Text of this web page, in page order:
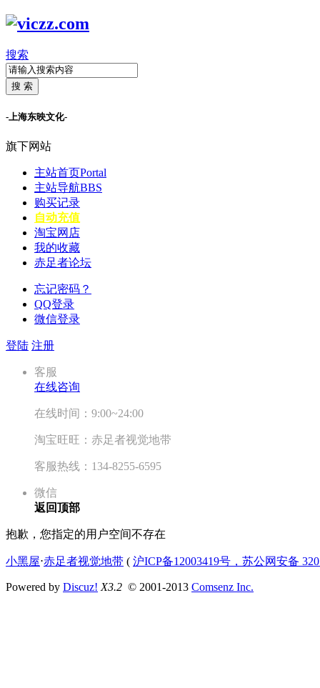
搜索
搜 索
-上海东映文化-
旗下网站
主站首页Portal
主站导航BBS
购买记录
自动充值
淘宝网店
我的收藏
赤足者论坛
忘记密码？
QQ登录
微信登录
登陆 注册
客服
在线咨询
在线时间：9:00~24:00
淘宝旺旺：赤足者视觉地带
客服热线：134-8255-6595
微信
返回顶部
抱歉，您指定的用户空间不存在
小黑屋⋅赤足者视觉地带 ( 沪ICP备12003419号，苏公网安备
Powered by Discuz! X3.2 © 2001-2013 Comsenz Inc.